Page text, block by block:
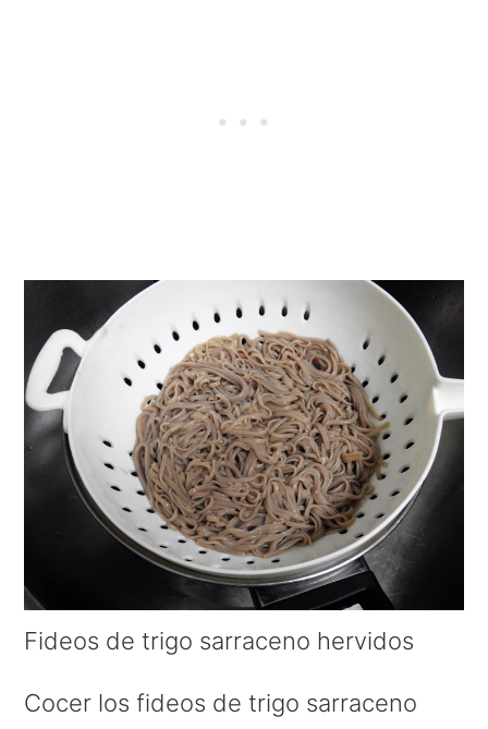
Fideos de trigo sarraceno hervidos
Cocer los fideos de trigo sarraceno